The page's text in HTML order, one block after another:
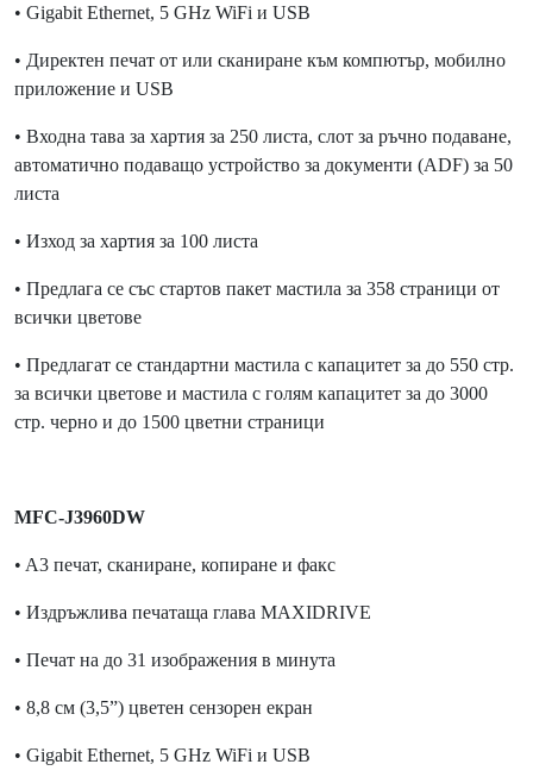
• Gigabit Ethernet, 5 GHz WiFi и USB
• Директен печат от или сканиране към компютър, мобилно
приложение и USB
• Входна тава за хартия за 250 листа, слот за ръчно подаване,
автоматично подаващо устройство за документи (ADF) за 50
листа
• Изход за хартия за 100 листа
• Предлага се със стартов пакет мастила за 358 страници от
всички цветове
• Предлагат се стандартни мастила с капацитет за до 550 стр.
за всички цветове и мастила с голям капацитет за до 3000
стр. черно и до 1500 цветни страници
MFC-J3960DW
• A3 печат, сканиране, копиране и факс
• Издръжлива печатаща глава MAXIDRIVE
• Печат на до 31 изображения в минута
• 8,8 см (3,5”) цветен сензорен екран
• Gigabit Ethernet, 5 GHz WiFi и USB